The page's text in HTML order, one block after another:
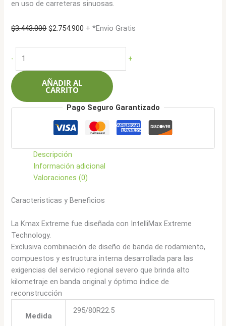
en uso de carreteras sinuosas.
$3.443.000El
$2.754.900 El
$2.754.900.
+ *Envio Gratis
-
295/80R22.5
152/148K
KMax
EXTREME
+
AÑADIR AL
CARRITO
Pago Seguro Garantizado
Descripción
Información adicional
Valoraciones (0)
Caracteristicas y Beneficios
La Kmax Extreme fue diseñada con IntelliMax Extreme
Technology.
Exclusiva combinación de diseño de banda de rodamiento,
compuestos y estructura interna desarrollada para las
exigencias del servicio regional severo que brinda alto
kilometraje en banda original y óptimo índice de
reconstrucción
Medida
295/80R22.5